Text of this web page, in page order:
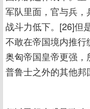
军队里面，官与兵
战斗力低下。[26]但
不敢在帝国境内推
奥匈帝国皇帝更强，
普鲁士之外的其他邦